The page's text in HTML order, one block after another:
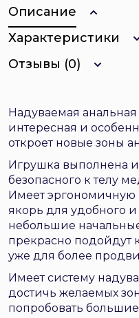
Описание
Характеристики
Отзывы (0)
Надуваемая
интересная и
откроет новые зоны
Игрушка выполнена
безопасного к телу
Имеет эргономичную
якорь для удобного
небольшие
прекрасно подойдут
уже для более
Имеет систему
достичь желаемых
попробовать